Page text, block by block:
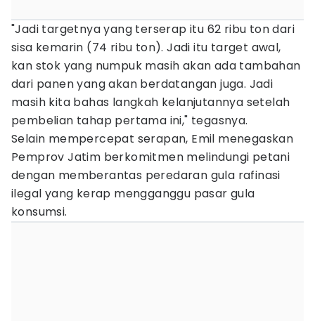
"Jadi targetnya yang terserap itu 62 ribu ton dari
sisa kemarin (74 ribu ton). Jadi itu target awal,
kan stok yang numpuk masih akan ada tambahan
dari panen yang akan berdatangan juga. Jadi
masih kita bahas langkah kelanjutannya setelah
pembelian tahap pertama ini," tegasnya.
Selain mempercepat serapan, Emil menegaskan
Pemprov Jatim berkomitmen melindungi petani
dengan memberantas peredaran gula rafinasi
ilegal yang kerap mengganggu pasar gula
konsumsi.